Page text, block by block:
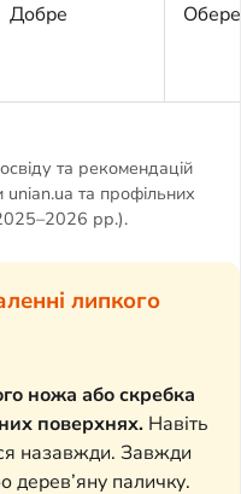
Добре
та рекомендацій
unian.ua та профільних
рр.).
липкого
ножа або скребка
поверхнях. Навіть
назавжди. Завжди
дерев’яну паличку.